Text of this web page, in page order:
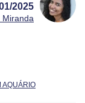
2025
Miranda
AQUÁRIO